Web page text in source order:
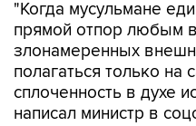
"Когда мусульмане
прямой отпор любым
злонамеренных
полагаться только на
сплоченность в духе
написал министр в